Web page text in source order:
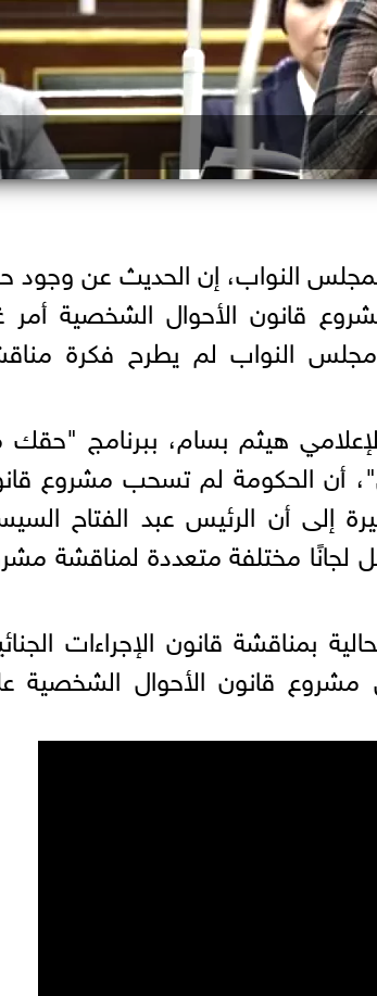
النواب، إن الحديث عن وجود
قانون الأحوال الشخصية أمر
النواب لم يطرح فكرة
هيثم بسام، ببرنامج
أن الحكومة لم تسحب مشروع
إلى أن الرئيس عبد الفتاح
لجانًا مختلفة متعددة لمناقشة
بمناقشة قانون الإجراءات
قانون الأحوال الشخصية